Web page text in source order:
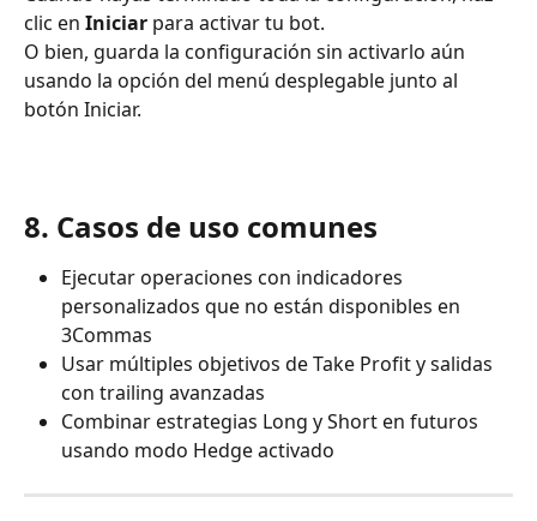
clic en Iniciar para activar tu bot.
O bien, guarda la configuración sin activarlo aún
usando la opción del menú desplegable junto al
botón Iniciar.
8. Casos de uso comunes
Ejecutar operaciones con indicadores
personalizados que no están disponibles en
3Commas
Usar múltiples objetivos de Take Profit y salidas
con trailing avanzadas
Combinar estrategias Long y Short en futuros
usando modo Hedge activado